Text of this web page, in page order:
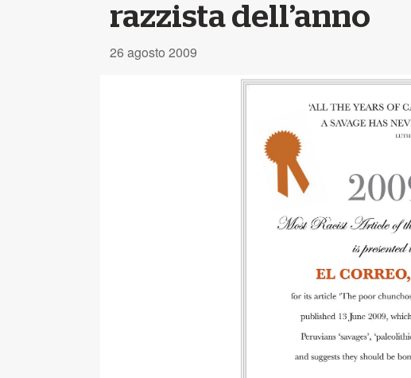
razzista dell’anno
26 agosto 2009